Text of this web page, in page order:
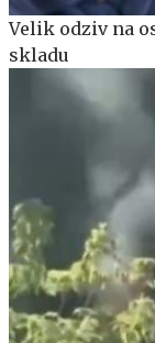
Velik odziv na
skladu